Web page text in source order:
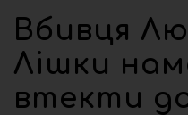
Вбивця
Лішки
втекти до